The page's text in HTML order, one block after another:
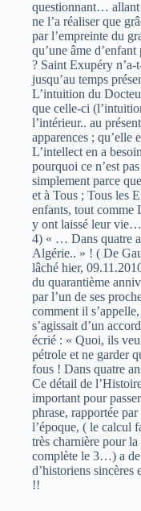
questionnant… allant
ne l’a réaliser que
par l’empreinte du
qu’une âme
? Saint Exupéry
jusqu’au temps
L’intuition du
que celle-ci
l’intérieur.. au
apparences ; qu’elle
L’intellect en a
pourquoi ce n’est
simplement parce
et à Tous ; Tous les
enfants, tout
y ont laissé leur
4) « … Dans quatre
Algérie.. » ! ( De
lâché hier,
du quarantième
par l’un de ses
comment il
s’agissait d’un
écrié : « Quoi, ils
pétrole et ne garder
fous ! Dans quatre
Ce détail de
important pour
phrase, rapportée
l’époque, ( le calcul
très charnière pour
complète le 3…) a
d’historiens sincères
!!